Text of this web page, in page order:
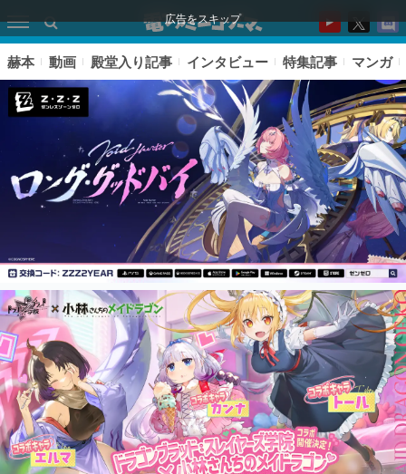
広告をスキップ
ピックアップ
電ファミのいま読まれている記事ランキング
アプリセール情報
インタビュー
赫本 動画 殿堂入り記事 インタビュー 特集記事 マンガ